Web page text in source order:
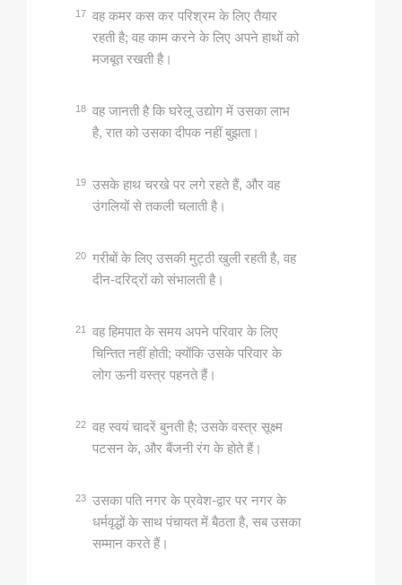
17 वह कमर कस कर परिश्रम के लिए तैयार
रहती है; वह काम करने के लिए अपने हाथों को
मजबूत रखती है।
18 वह जानती है कि घरेलू उद्योग में उसका लाभ
है, रात को उसका दीपक नहीं बुझता।
19 उसके हाथ चरखे पर लगे रहते हैं, और वह
उंगलियों से तकली चलाती है।
20 गरीबों के लिए उसकी मुट्ठी खुली रहती है, वह
दीन-दरिद्रों को संभालती है।
21
वह हिमपात के समय अपने परिवार के लिए
चिन्‍तित नहीं होती; क्‍योंकि उसके परिवार के
लोग ऊनी वस्‍त्र पहनते हैं।
22 वह स्‍वयं चादरें बुनती है; उसके वस्‍त्र सूक्ष्म
पटसन के, और बैंजनी रंग के होते हैं।
23 उसका पति नगर के प्रवेश-द्वार पर नगर के
धर्मवृद्धों के साथ पंचायत में बैठता है, सब उसका
सम्‍मान करते हैं।